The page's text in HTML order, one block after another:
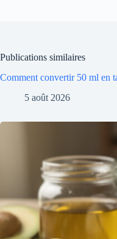
Publications similaires
Comment convertir 50 ml en
5 août 2026